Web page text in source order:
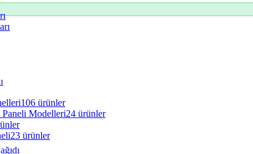
106 ürünler
Modelleri24 ürünler
23 ürünler